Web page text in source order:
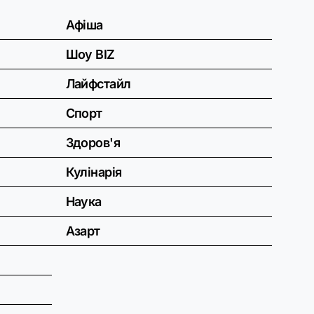
Афіша
Шоу BIZ
Лайфстайл
Спорт
Здоров'я
Кулінарія
Наука
Азарт